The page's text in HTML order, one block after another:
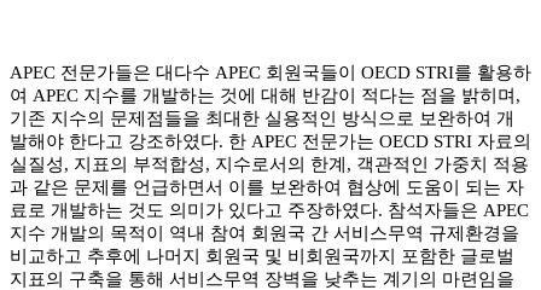
APEC 전문가들은 대다수 APEC 회원국들이 OECD STRI를 활용하
여 APEC 지수를 개발하는 것에 대해 반감이 적다는 점을 밝히며,
기존 지수의 문제점들을 최대한 실용적인 방식으로 보완하여 개
발해야 한다고 강조하였다. 한 APEC 전문가는 OECD STRI 자료의
실질성, 지표의 부적합성, 지수로서의 한계, 객관적인 가중치 적용
과 같은 문제를 언급하면서 이를 보완하여 협상에 도움이 되는 자
료로 개발하는 것도 의미가 있다고 주장하였다. 참석자들은 APEC
지수 개발의 목적이 역내 참여 회원국 간 서비스무역 규제환경을
비교하고 추후에 나머지 회원국 및 비회원국까지 포함한 글로벌
지표의 구축을 통해 서비스무역 장벽을 낮추는 계기의 마련임을